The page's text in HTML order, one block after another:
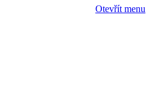
Otevřít menu